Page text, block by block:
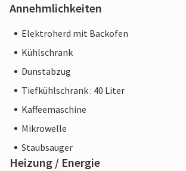
Annehmlichkeiten
Elektroherd mit Backofen
Kühlschrank
Dunstabzug
Tiefkühlschrank : 40 Liter
Kaffeemaschine
Mikrowelle
Staubsauger
Heizung / Energie